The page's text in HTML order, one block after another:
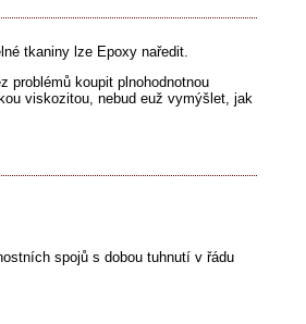
tkaniny lze Epoxy naředit.
problémů koupit plnohodnotnou
viskozitou, nebud euž vymýšlet, jak
spojů s dobou tuhnutí v řádu